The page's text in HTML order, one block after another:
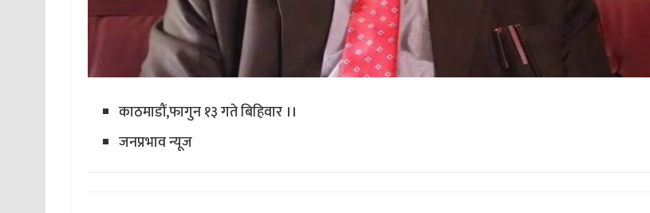
काठमाडौं,फागुन १३ गते बिहिवार ।।
जनप्रभाव न्यूज